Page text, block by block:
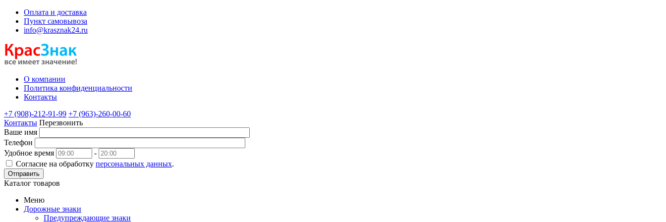
Оплата и доставка
Пункт самовывоза
info@krasznak24.ru
О компании
Политика конфиденциальности
Контакты
+7 (908)-212-91-99 +7 (963)-260-00-60
Контакты Перезвонить
Ваше имя
Телефон
Удобное время
-
Согласие на обработку персональных данных.
Отправить
Каталог товаров
Меню
Дорожные знаки
Предупреждающие знаки